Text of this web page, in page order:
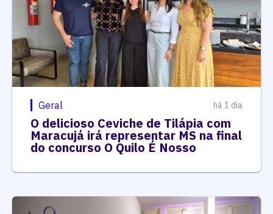
Geral há 1 dia
O delicioso Ceviche de Tilápia com
Maracujá irá representar MS na final
do concurso O Quilo É Nosso